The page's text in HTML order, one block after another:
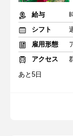
給与
シフト
雇用形態
アクセス
あと5日